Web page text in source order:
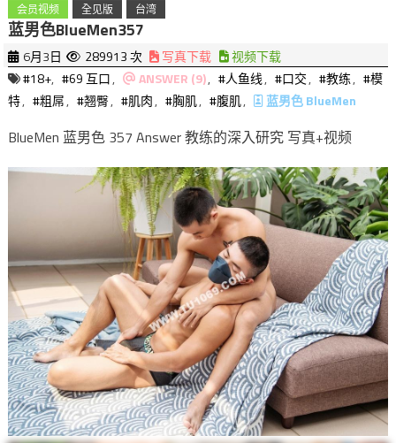
会员视频 全见版 台湾
蓝男色BlueMen357
6月3日 289913 次 写真下载
视频下载
#18+, #69 互口, ANSWER (9), #人鱼线, #口交, #教练, #模
特, #粗屌, #翘臀, #肌肉, #胸肌, #腹肌, 蓝男色 BlueMen
BlueMen 蓝男色 357 Answer 教练的深入研究 写真+视频